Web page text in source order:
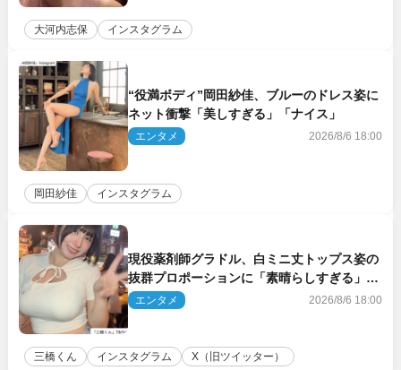
大河内志保 インスタグラム
“役満ボディ”岡田紗佳、ブルーのドレス姿に
ネット衝撃「美しすぎる」「ナイス」
エンタメ 2026/8/6 18:00
岡田紗佳 インスタグラム
現役薬剤師グラドル、白ミニ丈トップス姿の
抜群プロポーションに「素晴らしすぎる」
「すっっっご！」とネット絶賛
エンタメ 2026/8/6 18:00
三橋くん インスタグラム X（旧ツイッター）